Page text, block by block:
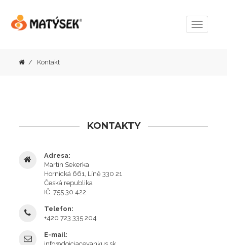
Menu
Kontakt
KONTAKTY
Adresa:
Martin Sekerka
Hornická 661, Líně 330 21
Česká republika
IČ: 755 30 422
Telefon:
+420 723 335 204
E-mail: